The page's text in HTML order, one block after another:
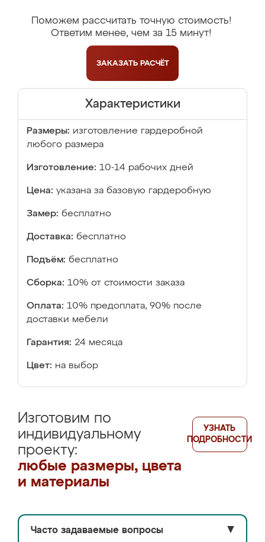
Поможем рассчитать точную стоимость!
Ответим менее, чем за 15 минут!
ЗАКАЗАТЬ РАСЧЁТ
Характеристики
Размеры: изготовление гардеробной
любого размера
Изготовление: 10-14 рабочих дней
Цена: указана за базовую гардеробную
Замер: бесплатно
Доставка: бесплатно
Подъём: бесплатно
Сборка: 10% от стоимости заказа
Оплата: 10% предоплата, 90% после
доставки мебели
Гарантия: 24 месяца
Цвет: на выбор
Изготовим по
индивидуальному
проекту:
любые размеры, цвета
и материалы
УЗНАТЬ
ПОДРОБНОСТИ
Часто задаваемые вопросы ▼